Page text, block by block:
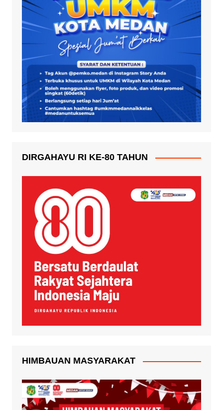
DIRGAHAYU RI KE-80 TAHUN
HIMBAUAN MASYARAKAT